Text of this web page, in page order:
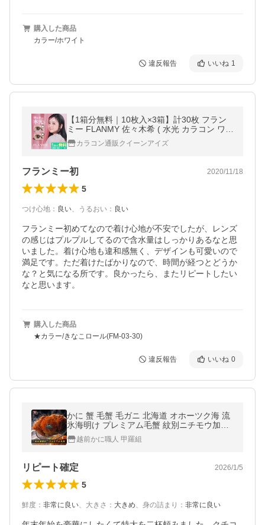
購入した商品
カラー/ホワイト
違反報告 いいね 1
【1箱分無料｜10枚入×3箱】計30枚 フラン
ミー FLANMY 佐々木希 ( 水光 カラコン ワン
デー 即日配送 送料無料 度あり 度なし 人気
カラーコンタクト 1DAY )
カラコン通販クイーンアイズ
フランミー初 2020/11/18
5
つけ心地 ： 良い、 うるおい ： 良い
フランミー初めてなので着け心地が不安でしたが、レンズ
の感じはプルプルしてるので含水量はしっかりあるなと思
いました。着け心地も違和感無く、デザインも可愛いので
満足です。ただ着けたばかりなので、時間が経つとどうか
な？と気になる所です。良かったら、またリピートしたい
なと思います。
購入した商品
★カラー/きなこロール(FM-03-30)
違反報告 いいね 0
かに 蟹 毛蟹 毛ガニ 北海道 オホーツク海 流
氷海明け プレミアム毛蟹 紋別ニチモウ加工
一級品 FF ポイント利用 爆買 歳暮 お中元 御
中元 サイズ
越前かに職人 甲羅組
リピート確定 2026/1/5
5
鮮度 ： 非常に良い、 大きさ ： 大きめ、 身の詰まり ： 非常に良い